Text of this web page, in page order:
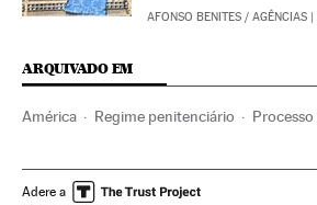
AFONSO BENITES / AGÊNCIAS
ARQUIVADO EM
América Regime penitenciário
América Central Caribe
Adere a